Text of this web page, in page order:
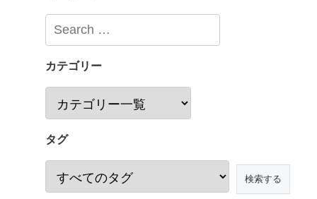
カテゴリー
タグ